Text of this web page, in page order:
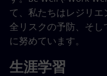
て、私たちはレジリ
全リスクの予防、そ
に努めています。
生涯学習